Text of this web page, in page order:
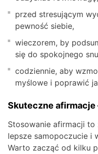
przed stresującym
pewność siebie,
wieczorem, by
się do spokojnego
codziennie, aby
myślowe i poprawić
Skuteczne afirmacje
Stosowanie afirmacji
lepsze samopoczucie i
Warto zacząć od kilku